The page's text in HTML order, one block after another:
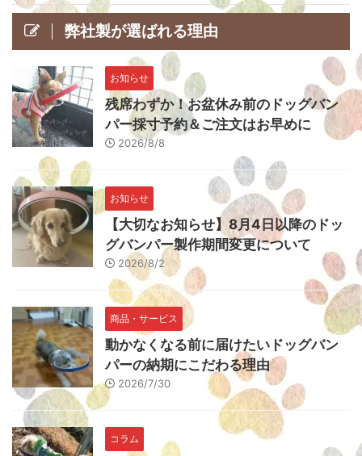
弊社製が選ばれる理由
お知らせ
残席わずか！お盆休み前のドッグバン
パー採寸予約＆ご注文はお早めに
2026/8/8
お知らせ
【大切なお知らせ】8月4日以降のドッ
グバンパー製作期間変更について
2026/8/2
商品・サービス
動かなくなる前に届けたいドッグバン
パーの納期にこだわる理由
2026/7/30
コラム